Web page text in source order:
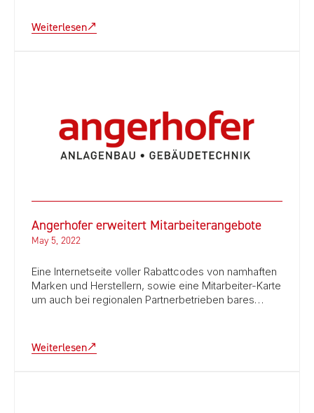
Weiterlesen
Angerhofer erweitert Mitarbeiterangebote
May 5, 2022
Eine Internetseite voller Rabattcodes von namhaften
Marken und Herstellern, sowie eine Mitarbeiter-Karte
um auch bei regionalen Partnerbetrieben bares…
Weiterlesen